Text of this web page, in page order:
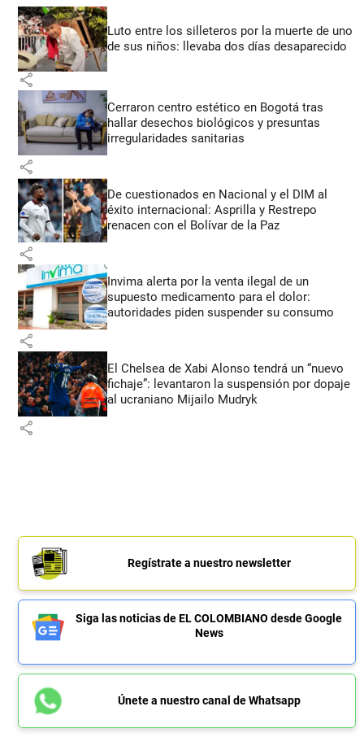
Luto entre los silleteros por la muerte de uno
de sus niños: llevaba dos días desaparecido
share
Cerraron centro estético en Bogotá tras
hallar desechos biológicos y presuntas
irregularidades sanitarias
share
De cuestionados en Nacional y el DIM al
éxito internacional: Asprilla y Restrepo
renacen con el Bolívar de la Paz
share
Invima alerta por la venta ilegal de un
supuesto medicamento para el dolor:
autoridades piden suspender su consumo
share
El Chelsea de Xabi Alonso tendrá un “nuevo
fichaje”: levantaron la suspensión por dopaje
al ucraniano Mijailo Mudryk
share
Regístrate a nuestro newsletter
Siga las noticias de EL COLOMBIANO desde Google
News
Únete a nuestro canal de Whatsapp